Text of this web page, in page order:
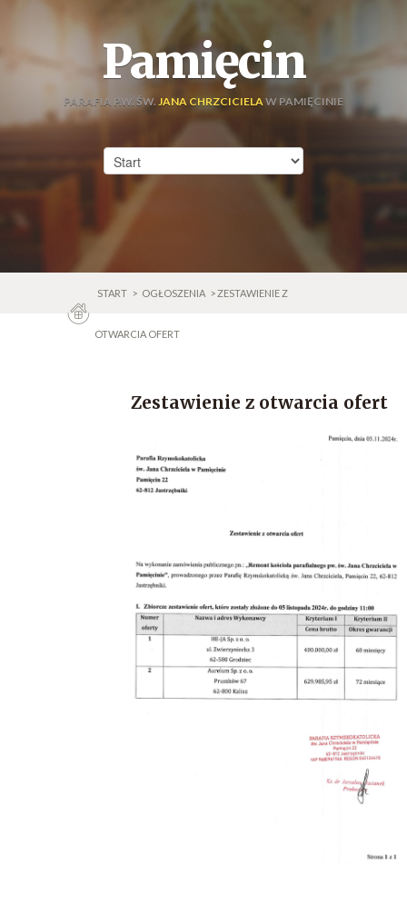
Pamięcin
PARAFIA P.W. ŚW. JANA CHRZCICIELAW PAMIĘCINIE
START > OGŁOSZENIA > ZESTAWIENIE Z
OTWARCIA OFERT
Zestawienie z otwarcia ofert